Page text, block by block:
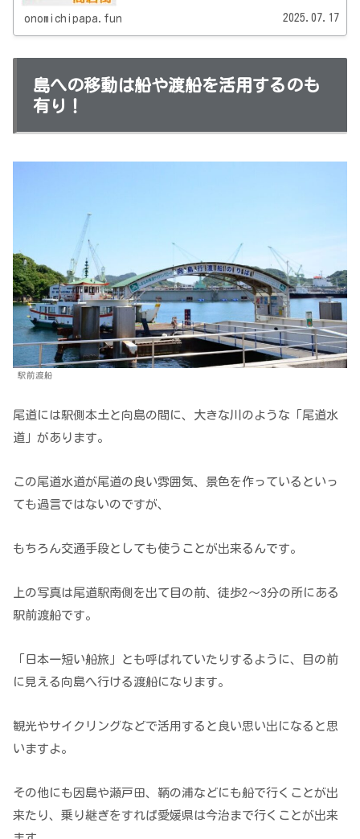
onomichipapa.fun 2025.07.17
島への移動は船や渡船を活用するのも
有り！
駅前渡船
尾道には駅側本土と向島の間に、大きな川のような「尾道水
道」があります。
この尾道水道が尾道の良い雰囲気、景色を作っているといっ
ても過言ではないのですが、
もちろん交通手段としても使うことが出来るんです。
上の写真は尾道駅南側を出て目の前、徒歩2～3分の所にある
駅前渡船です。
「日本一短い船旅」とも呼ばれていたりするように、目の前
に見える向島へ行ける渡船になります。
観光やサイクリングなどで活用すると良い思い出になると思
いますよ。
その他にも因島や瀬戸田、鞆の浦などにも船で行くことが出
来たり、乗り継ぎをすれば愛媛県は今治まで行くことが出来